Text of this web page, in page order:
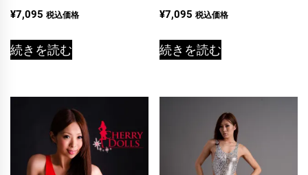
¥7,095 税込価格
続きを読む
¥7,095 税込価格
続きを読む